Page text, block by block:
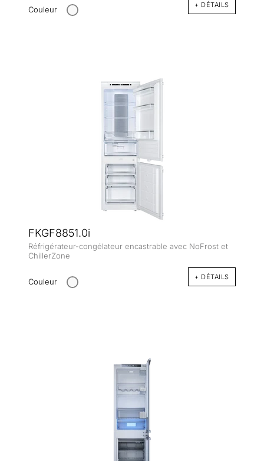
Couleur + DÉTAILS
FKGF8851.0i
Réfrigérateur-congélateur encastrable avec NoFrost et
ChillerZone
Couleur + DÉTAILS